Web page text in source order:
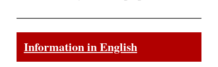
Information in English